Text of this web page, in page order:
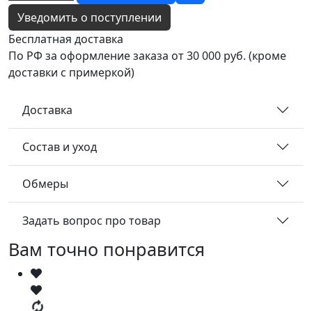
Уведомить о поступлении
Бесплатная доставка
По РФ за оформление заказа от 30 000 руб. (кроме
доставки с примеркой)
Доставка
Состав и уход
Обмеры
Задать вопрос про товар
Вам точно понравится